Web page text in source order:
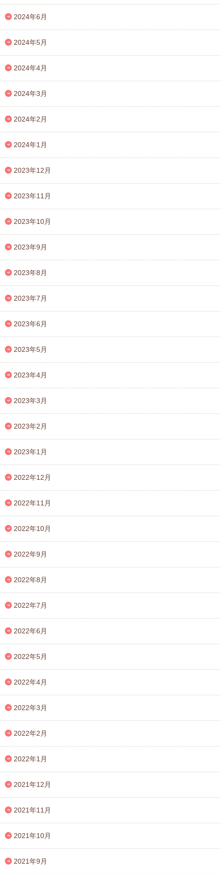
2024年6月
2024年5月
2024年4月
2024年3月
2024年2月
2024年1月
2023年12月
2023年11月
2023年10月
2023年9月
2023年8月
2023年7月
2023年6月
2023年5月
2023年4月
2023年3月
2023年2月
2023年1月
2022年12月
2022年11月
2022年10月
2022年9月
2022年8月
2022年7月
2022年6月
2022年5月
2022年4月
2022年3月
2022年2月
2022年1月
2021年12月
2021年11月
2021年10月
2021年9月